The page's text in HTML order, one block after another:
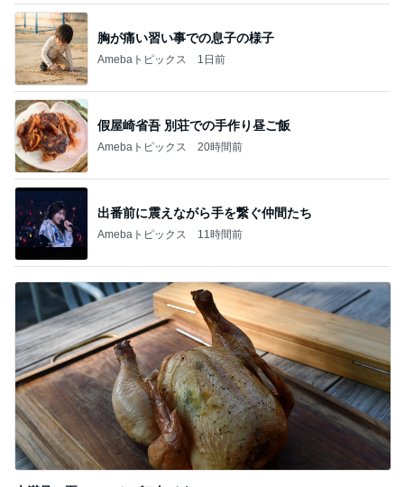
胸が痛い習い事での息子の様子
Amebaトピックス 1日前
假屋崎省吾 別荘での手作り昼ご飯
Amebaトピックス 20時間前
出番前に震えながら手を繋ぐ仲間たち
Amebaトピックス 11時間前